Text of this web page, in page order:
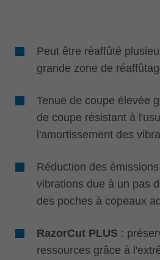
Peut être réaffûté
grande zone de
Tenue de coupe élevée
de coupe résistant à
l'amortissement des
Réduction des
vibrations due à un pas
des poches à copeaux
RazorCut PLUS :
ressources grâce à